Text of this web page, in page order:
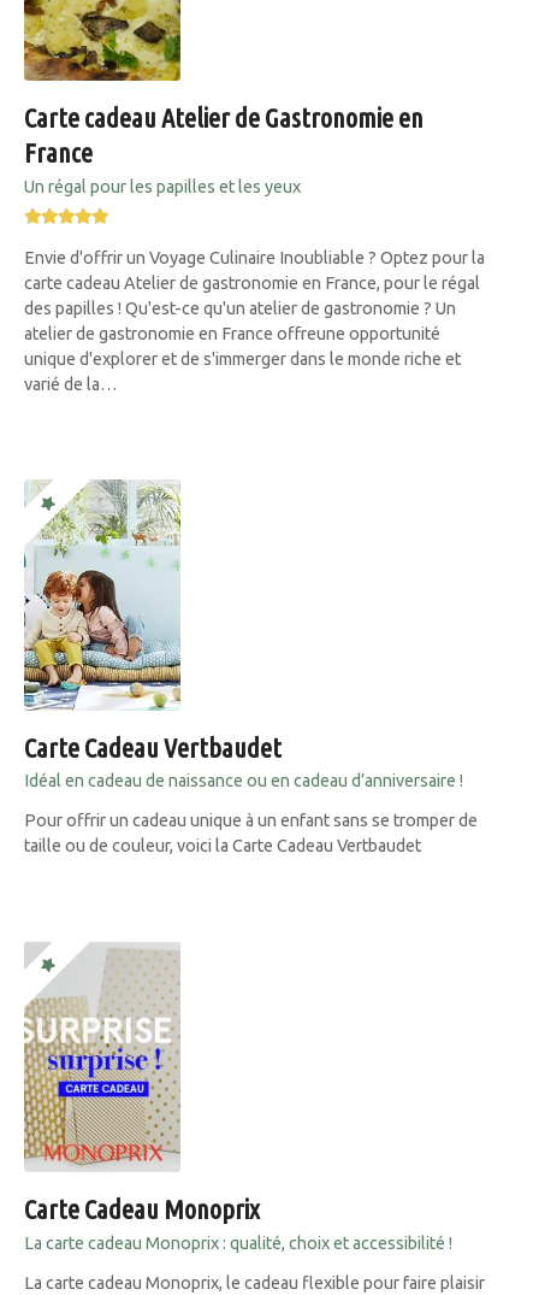
Carte cadeau Atelier de Gastronomie en
France
Un régal pour les papilles et les yeux
Envie d'offrir un Voyage Culinaire Inoubliable ? Optez pour la
carte cadeau Atelier de gastronomie en France, pour le régal
des papilles ! Qu'est-ce qu'un atelier de gastronomie ? Un
atelier de gastronomie en France offreune opportunité
unique d'explorer et de s'immerger dans le monde riche et
varié de la…
Carte Cadeau Vertbaudet
Idéal en cadeau de naissance ou en cadeau d’anniversaire !
Pour offrir un cadeau unique à un enfant sans se tromper de
taille ou de couleur, voici la Carte Cadeau Vertbaudet
Carte Cadeau Monoprix
La carte cadeau Monoprix : qualité, choix et accessibilité !
La carte cadeau Monoprix, le cadeau flexible pour faire plaisir